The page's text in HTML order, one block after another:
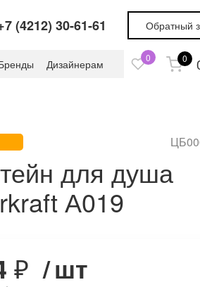
(4212) 30-61-61 Обратный
Дизайнерам 0 0
для душа
А019
₽ /шт